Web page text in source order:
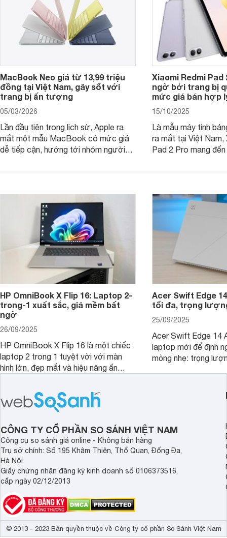
MacBook Neo giá từ 13,99 triệu
đồng tại Việt Nam, gây sốt với
trang bị ấn tượng
05/03/2026
Lần đầu tiên trong lịch sử, Apple ra
mắt một mẫu MacBook có mức giá
dễ tiếp cận, hướng tới nhóm người
hút sự quan tâm lớn từ thị trường.
Xiaomi Redmi Pad
ngờ bởi trang bị
mức giá bán hợp
15/10/2025
Là mẫu máy tính
ra mắt tại Việt Nam,
Pad 2 Pro mang
HP OmniBook X Flip 16: Laptop 2-
trong-1 xuất sắc, giá mềm bất
ngờ
26/09/2025
HP OmniBook X Flip 16 là một chiếc
laptop 2 trong 1 tuyệt vời với màn
hình lớn, đẹp mắt và hiệu năng ấn
mức giá vô cùng hấp dẫn, biến nó trở
thành một lựa chọn “đáng đồng tiền
bát gạo” trên thị trường.
Acer Swift Edge
tối đa, trọng
25/09/2025
Acer Swift Edge 14
laptop mới để định
mỏng nhẹ: trọng
năng AI hàng đầu,
CÔNG TY CỔ PHẦN SO SÁNH VIỆT NAM
Công cụ so sánh giá online - Không bán hàng
Trụ sở chính: Số 195 Khâm Thiên, Thổ Quan, Đống Đa,
Hà Nội
Giấy chứng nhận đăng ký kinh doanh số 0106373516,
cấp ngày 02/12/2013
© 2013 - 2023 Bản quyền thuộc về Công ty cổ phần So Sánh Việt Nam